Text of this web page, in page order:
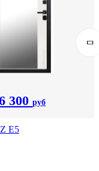
300руб
Е5